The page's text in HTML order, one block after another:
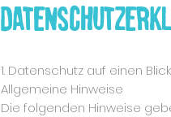
1. Datenschutz auf einen Blick
Allgemeine Hinweise
Die folgenden Hinweise